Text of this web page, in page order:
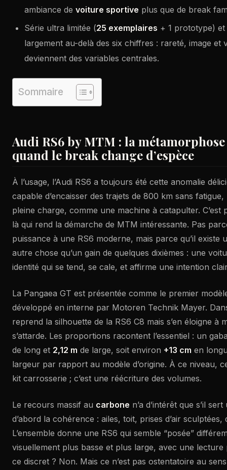
ambiance de voiture sportive plus que de break
Série ultra limitée (25 exemplaires + 1 prototype) et
largement au-delà des six chiffres : rareté, image et
deviennent des variables centrales.
Sommaire
Audi RS6 by MTM : la métamorphose
quand le break change d’espèce
À l’usage, l’Audi RS6 a toujours été cette anomalie
capable d’encaisser des trajets de 800 km sans
pleine charge, comme une machine à catapulter. C’est
là qui rend la démarche de MTM intéressante. Pas
puissance à une RS6 moderne, mais parce qu’il existe
autre chose qu’un gain de quelques dixièmes : une
identité qui se tend, se cale, et affirme une intention
La Pangaea GT est présentée comme le premier
développé en interne par Motoren Technik Mayer.
reprend la silhouette de la RS6 C8 mais s’en éloigne à
s’attarde. Les proportions racontent l’essentiel : un
de long et 2,12 m de large, soit environ +13 cm en
largeur par rapport au modèle d’origine. À ce niveau,
kit carrosserie ; c’est une réécriture des volumes.
Le recours massif au carbone n’a d’intérêt que s’il
d’abord la cohérence : ailes, toit, prises d’air
L’ensemble donne une RS6 qui semble “posée”
visuellement plus basse et plus large, avec une
ce discret ? Non. Mais ce n’est pas ostentatoire au